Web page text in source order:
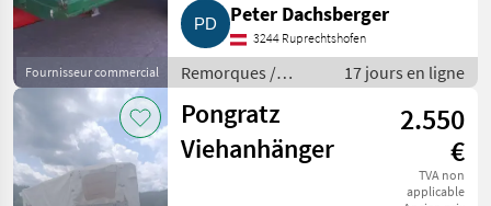
Fournisseur commercial
Peter Dachsberger
3244 Ruprechtshofen
Remorques /
Remorques de
voitures
17 jours en ligne
Pongratz
Viehanhänger
2.550
€
TVA non
applicable